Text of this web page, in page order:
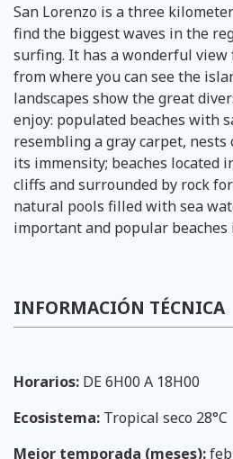
San Lorenzo is a three
find the biggest waves in the
surfing. It has a wonderful
from where you can see the
landscapes show the great
enjoy: populated beaches with
resembling a gray carpet,
its immensity; beaches located
cliffs and surrounded by rock
natural pools filled with sea
important and popular beaches
INFORMACIÓN TÉCNICA
Horarios: DE 6H00 A 18H00
Ecosistema: Tropical seco 28°C
Mejor temporada (meses):